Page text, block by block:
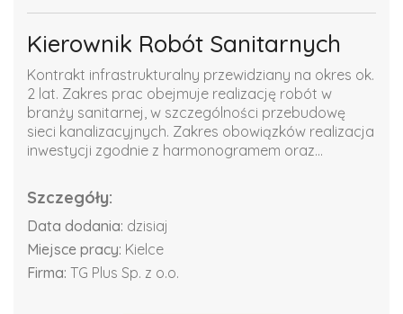
Kierownik Robót Sanitarnych
Kontrakt infrastrukturalny przewidziany na okres ok.
2 lat. Zakres prac obejmuje realizację robót w
branży sanitarnej, w szczególności przebudowę
sieci kanalizacyjnych. Zakres obowiązków realizacja
inwestycji zgodnie z harmonogramem oraz...
Szczegóły:
Data dodania: dzisiaj
Miejsce pracy: Kielce
Firma: TG Plus Sp. z o.o.